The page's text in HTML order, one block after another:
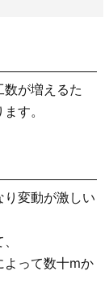
が増えるた
す。
り変動が激しい
よって数十mか